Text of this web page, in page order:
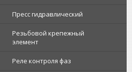
Пресс гидравлический
Резьбовой крепежный
элемент
Реле контроля фаз